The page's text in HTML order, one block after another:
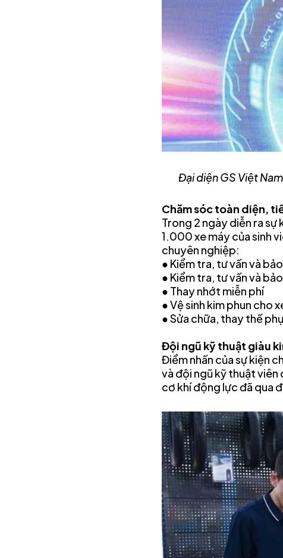
Đại diện GS Việt
Chăm sóc toàn diện,
Trong 2 ngày diễn ra
1.000 xe máy của sinh
chuyên nghiệp:
● Kiểm tra, tư vấn và
● Kiểm tra, tư vấn và
● Thay nhớt miễn phí
● Vệ sinh kim phun cho
● Sửa chữa, thay thế
Đội ngũ kỹ thuật giàu
Điểm nhấn của sự kiện
và đội ngũ kỹ thuật
cơ khí động lực đã qua